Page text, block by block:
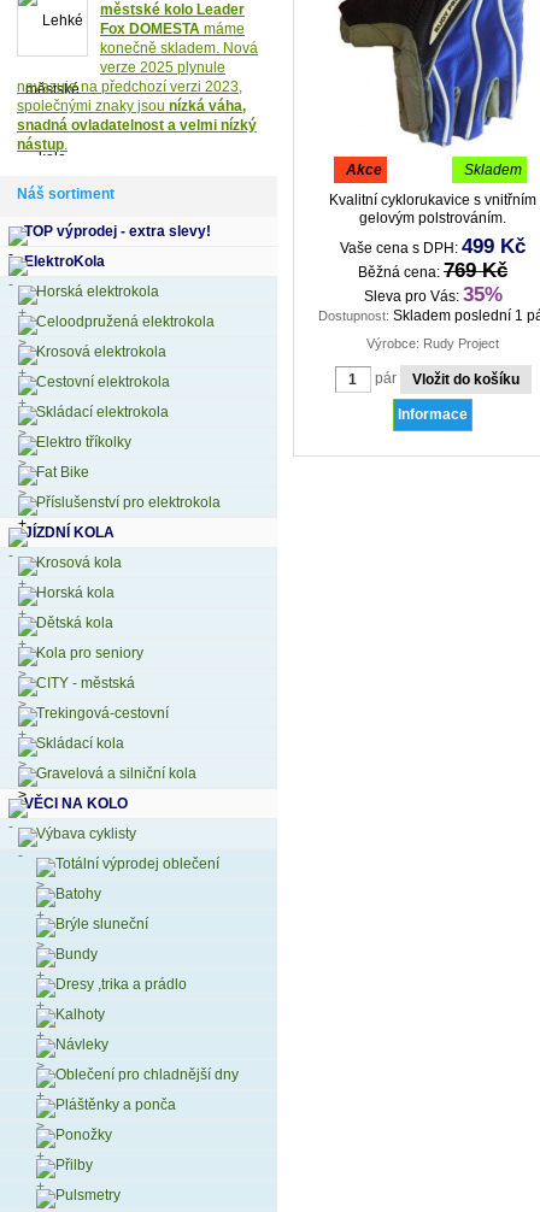
akce
skladem
Kvalitní cyklorukavice s vnitřním
gelovým polstrováním.
Vaše cena s DPH: 499 Kč
Běžná cena: 769 Kč
Sleva pro Vás: 35%
Dostupnost: Skladem poslední 1
Výrobce: Rudy Project
pár
Informace
městské kolo Leader
Fox DOMESTA máme
konečně skladem. Nová
verze 2025 plynule
navazuje na předchozí verzi 2023,
společnými znaky jsou nízká váha,
snadná ovladatelnost a velmi nízký
nástup.
Náš sortiment
TOP výprodej - extra slevy!
ElektroKola
Horská elektrokola
Celoodpružená elektrokola
Krosová elektrokola
Cestovní elektrokola
Skládací elektrokola
Elektro tříkolky
Fat Bike
Příslušenství pro elektrokola
JÍZDNÍ KOLA
Krosová kola
Horská kola
Dětská kola
Kola pro seniory
CITY - městská
Trekingová-cestovní
Skládací kola
Gravelová a silniční kola
VĚCI NA KOLO
Výbava cyklisty
Totální výprodej oblečení
Batohy
Brýle sluneční
Bundy
Dresy ,trika a prádlo
Kalhoty
Návleky
Oblečení pro chladnější dny
Pláštěnky a ponča
Ponožky
Přilby
Pulsmetry